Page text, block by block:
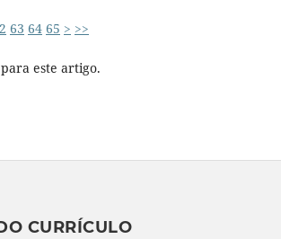
63 64 65 > >>
para este artigo.
CURRÍCULO